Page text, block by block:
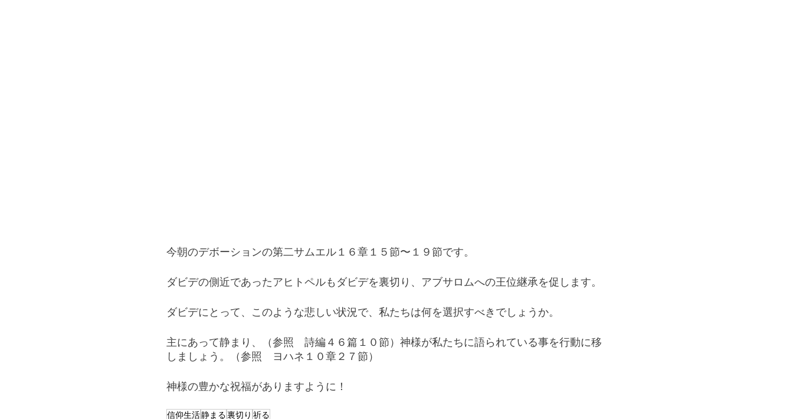
今朝のデボーションの第二サムエル１６章１５節〜１９節です。
ダビデの側近であったアヒトペルもダビデを裏切り、アブサロムへの王位継承を促します。
ダビデにとって、このような悲しい状況で、私たちは何を選択すべきでしょうか。
主にあって静まり、（参照　詩編４６篇１０節）神様が私たちに語られている事を行動に移
しましょう。（参照　ヨハネ１０章２７節）
神様の豊かな祝福がありますように！
信仰生活静まる裏切り 祈る